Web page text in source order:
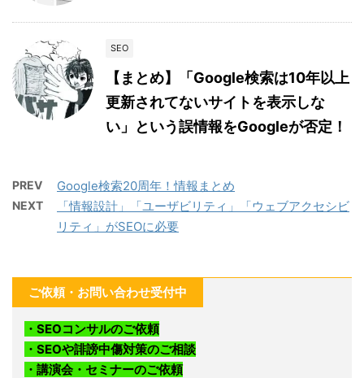
SEO
【まとめ】「Google検索は10年以上
更新されてないサイトを表示しな
い」という誤情報をGoogleが否定！
PREV Google検索20周年！情報まとめ
NEXT
「情報設計」「ユーザビリティ」「ウェブアクセシビ
リティ」がSEOに必要
ご依頼・お問い合わせ受付中
・SEOコンサルのご依頼
・SEOや誹謗中傷対策のご相談
・講演会・セミナーのご依頼